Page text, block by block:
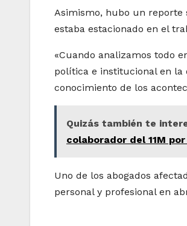
Asimismo, hubo un reporte
estaba estacionado en el
«Cuando analizamos todo
política e institucional en la
conocimiento de los
Quizás también te
colaborador del 11M
Uno de los abogados
personal y profesional en